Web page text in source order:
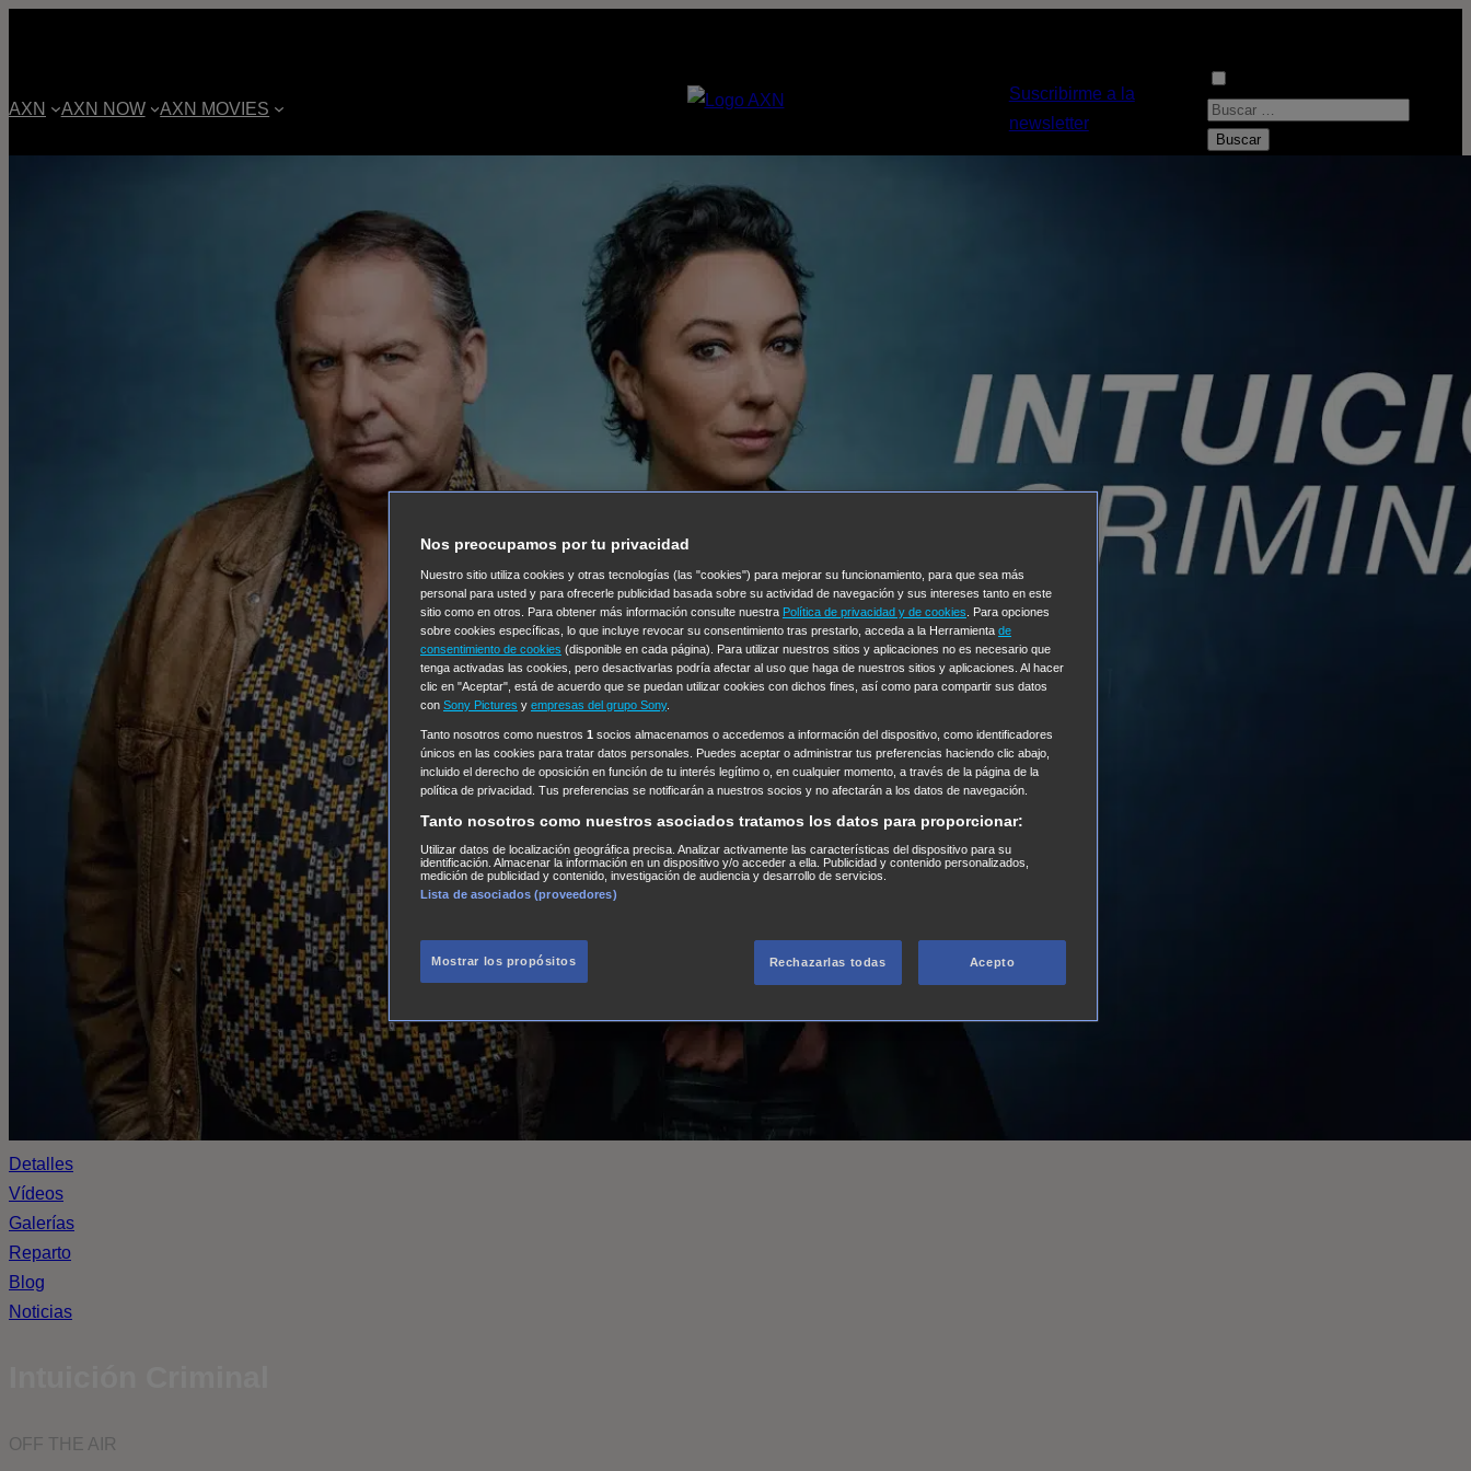
AXN AXN NOW AXN MOVIES
Suscribirme a la
newsletter
B
Detalles
Vídeos
Galerías
Reparto
Blog
Noticias
OFF THE AIR
Nos preocupamos por tu privacidad
Nuestro sitio utiliza cookies y otras tecnologías (las "cookies") para mejorar su funcionamiento, para que sea más
personal para usted y para ofrecerle publicidad basada sobre su actividad de navegación y sus intereses tanto en este
sitio como en otros. Para obtener más información consulte nuestra Política de privacidad y de cookies . Para opciones
sobre cookies específicas, lo que incluye revocar su consentimiento tras prestarlo, acceda a la Herramienta de
consentimiento de cookies (disponible en cada página). Para utilizar nuestros sitios y aplicaciones no es necesario que
tenga activadas las cookies, pero desactivarlas podría afectar al uso que haga de nuestros sitios y aplicaciones. Al hacer
clic en "Aceptar", está de acuerdo que se puedan utilizar cookies con dichos fines, así como para compartir sus datos
con Sony Pictures y empresas del grupo Sony.
Tanto nosotros como nuestros 1 socios almacenamos o accedemos a información del dispositivo, como identificadores
únicos en las cookies para tratar datos personales. Puedes aceptar o administrar tus preferencias haciendo clic abajo,
incluido el derecho de oposición en función de tu interés legítimo o, en cualquier momento, a través de la página de la
política de privacidad. Tus preferencias se notificarán a nuestros socios y no afectarán a los datos de navegación.
Tanto nosotros como nuestros asociados tratamos los datos para proporcionar:
Utilizar datos de localización geográfica precisa. Analizar activamente las características del dispositivo para su
identificación. Almacenar la información en un dispositivo y/o acceder a ella. Publicidad y contenido personalizados,
medición de publicidad y contenido, investigación de audiencia y desarrollo de servicios.
Lista de asociados (proveedores)
Mostrar los propósitos Rechazarlas todas Acepto